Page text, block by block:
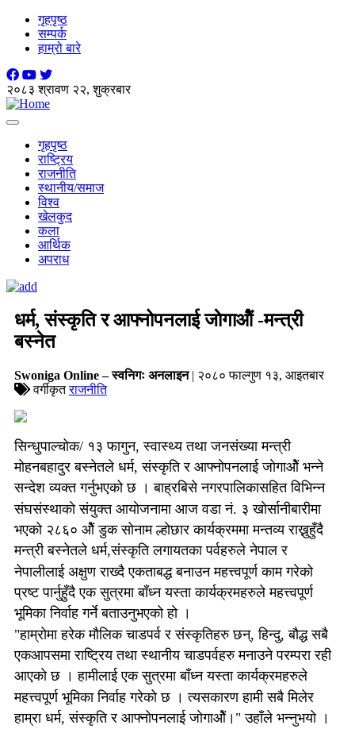
गृहपृष्ठ
सम्पर्क
हाम्रो बारे
२०८३ श्रावण २२, शुक्रबार
Toggle
navigation
गृहपृष्ठ
राष्ट्रिय
राजनीति
स्थानीय/समाज
विश्व
खेलकुद
कला
आर्थिक
अपराध
धर्म, संस्कृति र आफ्नोपनलाई जाेगाओैं -मन्त्री
बस्नेत
Swoniga Online – स्वनिगः अनलाइन| २०८० फाल्गुण १३, आइतबार
वर्गीकृतराजनीति
सिन्धुपाल्चोक/ १३ फागुन, स्वास्थ्य तथा जनसंख्या मन्त्री
माेहनबहादुर बस्नेतले धर्म, संस्कृति र आफ्नोपनलाई जाेगाओैं भन्ने
सन्देश व्यक्त गर्नुभएको छ ।बाह्रबिसे नगरपालिकासहित विभिन्न
संघसंस्थाकाे संयुक्त आयाेजनामा आज वडा नं. ३ खाेर्सानीबारीमा
भएको २८६० ओैं डुक साेनाम ल्हाेछार कार्यक्रममा मन्तव्य राख्नुहुँदै
मन्त्री बस्नेतले धर्म,संस्कृति लगायतका पर्वहरुले नेपाल र
नेपालीलाई अक्षुण राख्दै एकताबद्ध बनाउन महत्त्वपूर्ण काम गरेको
प्रष्ट पार्नुहुँदै एक सुत्रमा बाँध्न यस्ता कार्यक्रमहरुले महत्त्वपूर्ण
भूमिका निर्वाह गर्ने बताउनुभएको हाे ।
"हाम्रोमा हरेक माैलिक चाडपर्व र संस्कृतिहरु छन्, हिन्दु, बाैद्ध सबै
एकआपसमा राष्ट्रिय तथा स्थानीय चाडपर्वहरु मनाउने परम्परा रही
आएकाे छ । हामीलाईएक सुत्रमा बाँध्न यस्ता कार्यक्रमहरुले
महत्त्वपूर्ण भूमिका निर्वाह गरेकाे छ । त्यसकारण हामी सबै मिलेर
हाम्रा धर्म, संस्कृति र आफ्नोपनलाई जाेगाओैं।" उहाँले भन्नुभयो ।